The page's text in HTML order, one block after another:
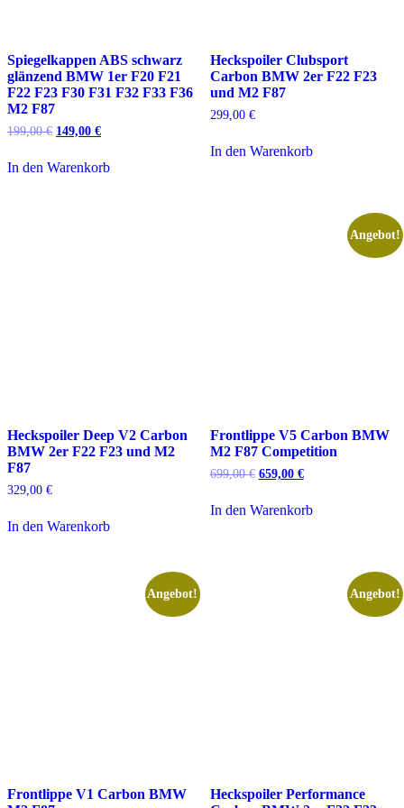
Spiegelkappen ABS schwarz
glänzend BMW 1er F20 F21
F22 F23 F30 F31 F32 F33 F36
M2 F87
199,00€ Ursprünglicher
199,00 €
149,00 €Aktueller
149,00 €.
In den Warenkorb
Heckspoiler Clubsport
Carbon BMW 2er F22 F23
und M2 F87
299,00 €
In den Warenkorb
Heckspoiler Deep V2 Carbon
BMW 2er F22 F23 und M2
F87
329,00 €
In den Warenkorb
Angebot!
Frontlippe V5 Carbon BMW
M2 F87 Competition
699,00€ Ursprünglicher
war:
699,00 €
659,00 €Aktueller
ist:
659,00 €.
In den Warenkorb
Angebot!
Frontlippe V1 Carbon BMW
Angebot!
Heckspoiler Performance